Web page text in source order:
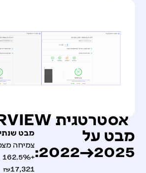
אסטרטגית AI.OVERVIEW
מבט שנתי –
צמיחה
מבט על
2025→2022: